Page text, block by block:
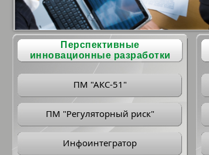
Перспективные
инновационные разработки
ПМ "АКС-51"
ПМ "Регуляторный риск"
Инфоинтегратор